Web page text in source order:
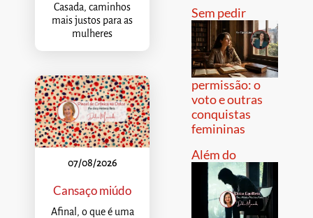
Casada, caminhos
mais justos para as
mulheres
07/08/2026
Cansaço miúdo
Afinal, o que é uma
Sem pedir
permissão: o
voto e outras
conquistas
femininas
Além do